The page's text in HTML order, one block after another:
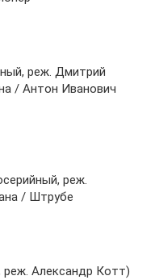
реж. Дмитрий
/ Антон Иванович
реж.
/ Штрубе
реж. Александр Котт)